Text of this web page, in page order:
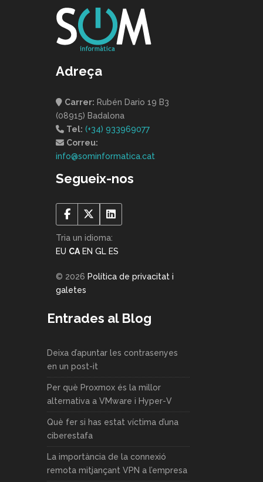
Adreça
Carrer: Rubén Dario 19 B3
(08915) Badalona
Tel: (+34) 933969077
Correu:
info@sominformatica.cat
Segueix-nos
Tria un idioma:
EU CA EN GL ES
© 2026 Política de privacitat i
galetes
Entrades al Blog
Deixa d’apuntar les contrasenyes
en un post-it
Per què Proxmox és la millor
alternativa a VMware i Hyper-V
Què fer si has estat víctima d’una
ciberestafa
La importància de la connexió
remota mitjançant VPN a l’empresa